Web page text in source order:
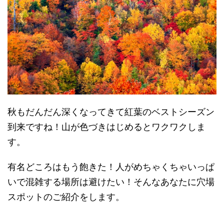
秋もだんだん深くなってきて紅葉のベストシーズン
到来ですね！山が色づきはじめるとワクワクしま
す。
有名どころはもう飽きた！人がめちゃくちゃいっぱ
いで混雑する場所は避けたい！そんなあなたに穴場
スポットのご紹介をします。